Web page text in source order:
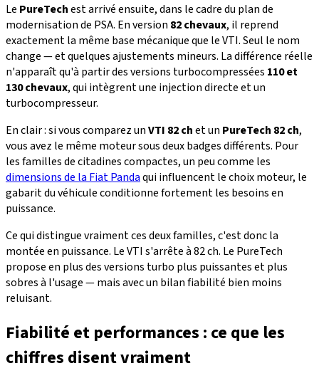
Le PureTechest arrivé ensuite, dans le cadre du plan de
modernisation de PSA. En version 82 chevaux, il reprend
exactement la même base mécanique que le VTI. Seul le nom
change — et quelques ajustements mineurs. La différence réelle
n'apparaît qu'à partir des versions turbocompressées 110 et
130 chevaux, qui intègrent une injection directe et un
turbocompresseur.
En clair : si vous comparez unVTI 82 chet un PureTech 82 ch,
vous avez le même moteur sous deux badges différents. Pour
les familles de citadines compactes, un peu comme les
dimensions de la Fiat Pandaqui influencent le choix moteur, le
gabarit du véhicule conditionne fortement les besoins en
puissance.
Ce qui distingue vraiment ces deux familles, c'est donc la
montée en puissance. Le VTI s'arrête à 82 ch. Le PureTech
propose en plus des versions turbo plus puissantes et plus
sobres à l'usage — mais avec un bilan fiabilité bien moins
reluisant.
Fiabilité et performances : ce que les
chiffres disent vraiment